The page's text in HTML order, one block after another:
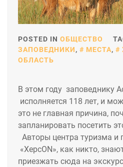
POSTED IN ОБЩЕСТВО
ЗАПОВЕДНИКИ, МЕСТА,
ОБЛАСТЬ
В этом году заповеднику
исполняется 118 лет, и
это не главная причина,
запланировать посетить
Авторы центра туризма и
«ХерсON», как никто,
приезжать сюда на